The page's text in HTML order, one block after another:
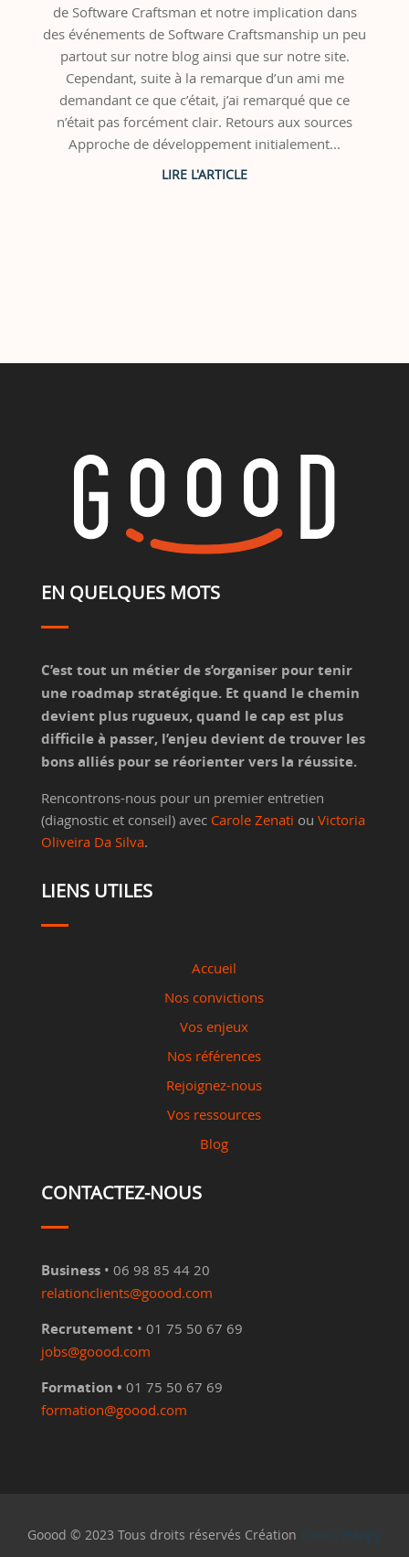
de Software Craftsman et notre implication dans
des événements de Software Craftsmanship un peu
partout sur notre blog ainsi que sur notre site.
Cependant, suite à la remarque d’un ami me
demandant ce que c’était, j’ai remarqué que ce
n’était pas forcément clair. Retours aux sources
Approche de développement initialement...
EN QUELQUES MOTS
C’est tout un métier de s’organiser pour tenir
une roadmap stratégique. Et quand le chemin
devient plus rugueux, quand le cap est plus
difficile à passer, l’enjeu devient de trouver les
bons alliés pour se réorienter vers la réussite.
Rencontrons-nous pour un premier entretien
(diagnostic et conseil) avec Carole Zenati ou Victoria
Oliveira Da Silva.
LIENS UTILES
Accueil
Nos convictions
Vos enjeux
Nos références
Rejoignez-nous
Vos ressources
Blog
CONTACTEZ-NOUS
Business • 06 98 85 44 20
relationclients@goood.com
Recrutement • 01 75 50 67 69
jobs@goood.com
Formation • 01 75 50 67 69
formation@goood.com
Goood © 2023 Tous droits réservés Création Com d'Happy